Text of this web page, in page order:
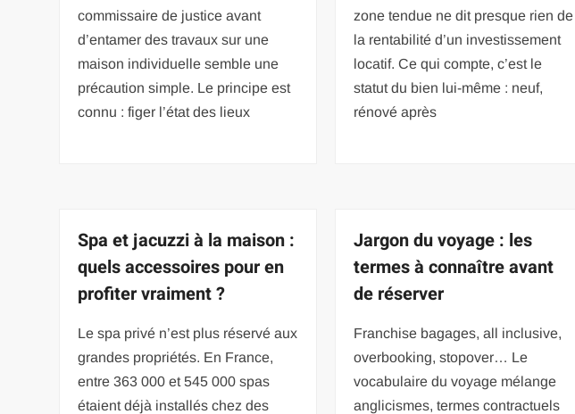
commissaire de justice avant
d’entamer des travaux sur une
maison individuelle semble une
précaution simple. Le principe est
connu : figer l’état des lieux
zone tendue ne dit presque rien de
la rentabilité d’un investissement
locatif. Ce qui compte, c’est le
statut du bien lui-même : neuf,
rénové après
Spa et jacuzzi à la maison :
quels accessoires pour en
profiter vraiment ?
Le spa privé n’est plus réservé aux
grandes propriétés. En France,
entre 363 000 et 545 000 spas
étaient déjà installés chez des
Jargon du voyage : les
termes à connaître avant
de réserver
Franchise bagages, all inclusive,
overbooking, stopover… Le
vocabulaire du voyage mélange
anglicismes, termes contractuels